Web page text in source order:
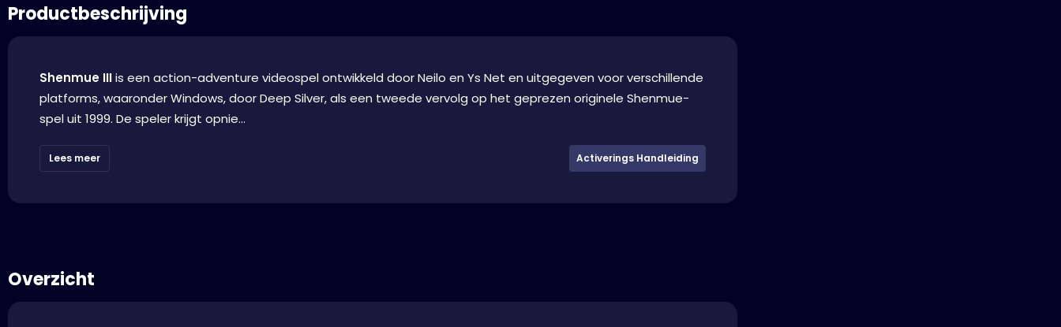
Productbeschrijving
Shenmue IIIis een action-adventure videospel ontwikkeld door Neilo en Ys Net en uitgegeven voor verschillende
platforms, waaronder Windows, door Deep Silver, als een tweede vervolg op het geprezen originele Shenmue-
spel uit 1999. De speler krijgt opnie...
Lees meer Activerings Handleiding
Overzicht